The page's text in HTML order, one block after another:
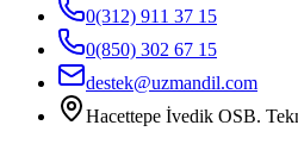
0(312) 911 37 15
0(850) 302 67 15
destek@uzmandil.com
Hacettepe İvedik OSB.